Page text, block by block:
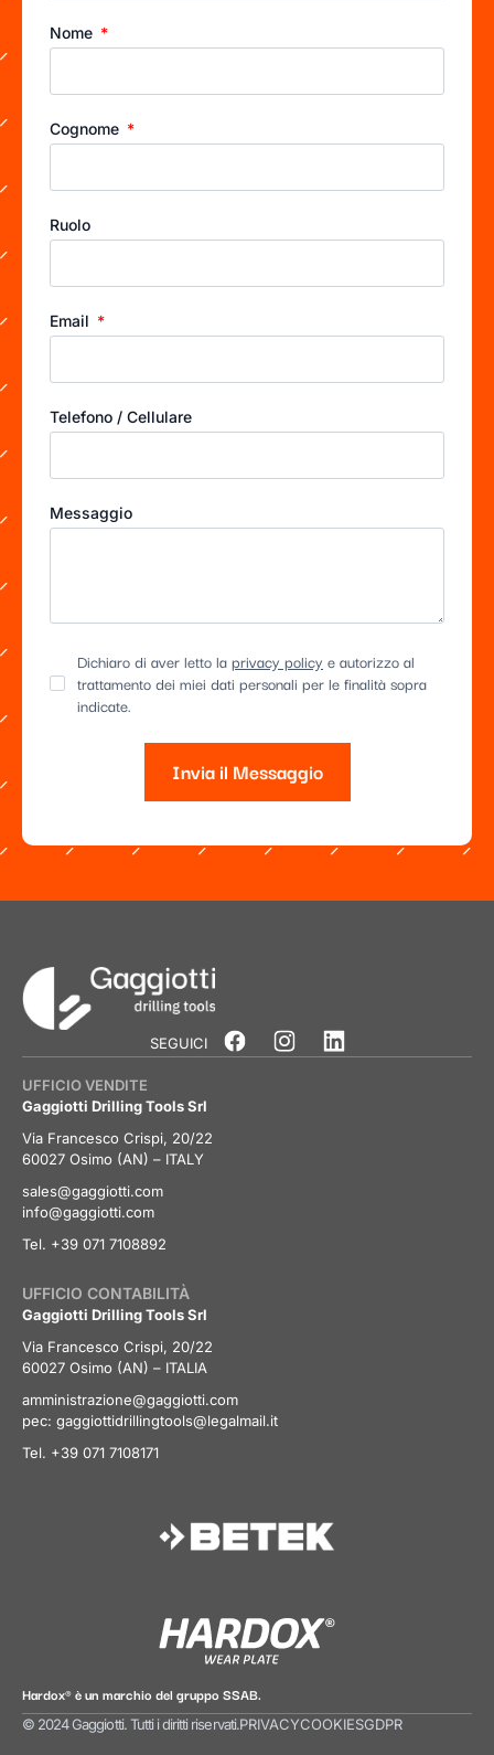
Nome
Cognome
Ruolo
Email
Telefono / Cellulare
Messaggio
Dichiaro di aver letto laprivacy policy e autorizzo al
trattamento dei miei dati personali per le finalità sopra
indicate.
Invia il Messaggio
SEGUICI
UFFICIO VENDITE
Gaggiotti Drilling Tools Srl
Via Francesco Crispi, 20/22
60027 Osimo (AN) – ITALY
sales@gaggiotti.com
info@gaggiotti.com
Tel. +39 071 7108892
UFFICIO CONTABILITÀ
Gaggiotti Drilling Tools Srl
Via Francesco Crispi, 20/22
60027 Osimo (AN) – ITALIA
amministrazione@gaggiotti.com
pec: gaggiottidrillingtools@legalmail.it
Tel. +39 071 7108171
Hardox® è un marchio del gruppo SSAB.
© 2024 Gaggiotti. Tutti i diritti riservati.PRIVACYCOOKIESGDPR